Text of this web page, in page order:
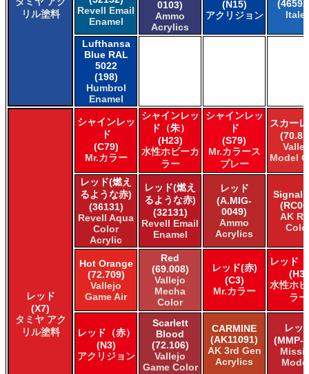
リル塗料
Revell Email
Enamel
0103)
Ammo
Acrylics
(N15)
アクリジョン
Lufthansa
Blue RAL
5022
(198)
Humbrol
Enamel
レッド
(X7)
タミヤ アク
リル塗料
シャインレッ
ド
(C79)
Mr.カラー
シャインレッ
ド（朱）
(H23)
水性ホビーカ
ラー
シャインレッ
ド
(S79)
Mr.カラース
プレー
スカー
Model
レッド(燃え
るような赤)
(36131)
Revell Aqua
Color
Acrylic
レッド(燃え
るような赤)
(32131)
Revell Email
Enamel
レッド
(A.MIG-
0049)
Ammo
Acrylics
Signal
AK
Hot Orange
(72.709)
Vallejo
Game Air
Red
(69.008)
Vallejo
Mecha
Color
レッド(赤)
(C3)
Mr.カラー
レッド
(H3)
水性ホ
ラー
レッド（赤）
(N3)
アクリジョン
Scarlett
Blood
(72.106)
Vallejo
Game Color
CARMINE
(AK11091)
AK 3rd Gen
Acrylics
レッ
(MMP-